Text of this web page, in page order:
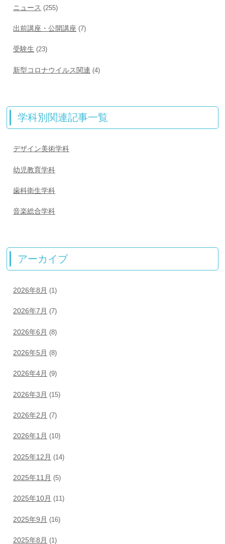
ニュース (255)
出前講座・公開講座 (7)
受験生 (23)
新型コロナウイルス関連 (4)
学科別関連記事一覧
デザイン美術学科
幼児教育学科
歯科衛生学科
音楽総合学科
アーカイブ
2026年8月 (1)
2026年7月 (7)
2026年6月 (8)
2026年5月 (8)
2026年4月 (9)
2026年3月 (15)
2026年2月 (7)
2026年1月 (10)
2025年12月 (14)
2025年11月 (5)
2025年10月 (11)
2025年9月 (16)
2025年8月 (1)